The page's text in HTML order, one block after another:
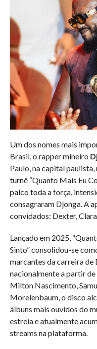
Um dos nomes mais
Brasil, o rapper mineiro
Paulo, na capital
turnê “Quanto Mais Eu
palco toda a força,
consagraram Djonga. A
convidados: Dexter, Clara
Lançado em 2025,
Sinto” consolidou-se
marcantes da carreira de
nacionalmente a partir
Milton Nascimento,
Morelenbaum, o disco
álbuns mais ouvidos do
estreia e atualmente
streams na plataforma.